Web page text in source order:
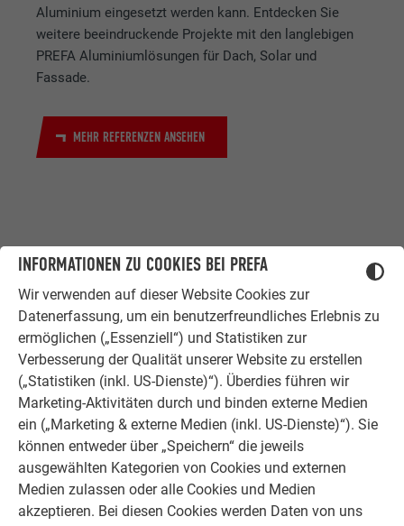
INFORMATIONEN ZU COOKIES BEI PREFA
Wir verwenden auf dieser Website Cookies zur
Datenerfassung, um ein benutzerfreundliches Erlebnis zu
ermöglichen („Essenziell“) und Statistiken zur
Verbesserung der Qualität unserer Website zu erstellen
(„Statistiken (inkl. US-Dienste)“). Überdies führen wir
Marketing-Aktivitäten durch und binden externe Medien
ein („Marketing & externe Medien (inkl. US-Dienste)“). Sie
können entweder über „Speichern“ die jeweils
ausgewählten Kategorien von Cookies und externen
Medien zulassen oder alle Cookies und Medien
akzeptieren. Bei diesen Cookies werden Daten von uns
Aluminium eingesetzt werden kann. Entdecken Sie
weitere beeindruckende Projekte mit den langlebigen
PREFA Aluminiumlösungen für Dach, Solar und
Fassade.
MEHR REFERENZEN ANSEHEN
ERFAHRUNGSBERICHTE
ZUFRIEDENE KUNDEN
Ob Bauherr, Sanierer, Verarbeiter oder
Architekt - die Zufriedenheit all
unserer Kunden liegt uns am Herzen.
Deshalb versuchen wir als PREFA in
allen Phasen Ihres Projektes als
starker Begleiter zur Seite zu stehen.
Überzeugen Sie sich selbst!